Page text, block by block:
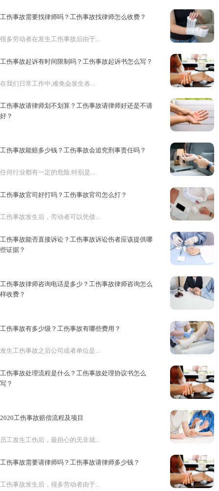
工伤事故需要找律师吗？工伤事故找律师怎么收费？
很多劳动者在发生工伤事故后由于...
工伤事故起诉有时间限制吗？工伤事故起诉书怎么写？
在我们日常工作中,难免会发生各...
工伤事故请律师划不划算？工伤事故请律师好还是不请
好？
工伤事故能赔多少钱？工伤事故会追究刑事责任吗？
任何行业都有一定的危险,特别是...
工伤事故官司好打吗？工伤事故官司怎么打？
工伤事故发生后，劳动者可以凭借...
工伤事故能否直接诉讼？工伤事故诉讼伤者应该提供哪
些证据？
工伤事故律师咨询电话是多少？工伤事故律师咨询怎么
样收费？
工伤事故有多少级？工伤事故有哪些费用？
发生工伤事故之后公司或者单位是...
工伤事故处理流程是什么？工伤事故处理协议书怎么
写？
2020工伤事故赔偿流程及项目
员工发生工伤后，最担心的无非就...
工伤事故需要请律师吗？工伤事故请律师多少钱？
工伤事故发生后，很多劳动者由于...